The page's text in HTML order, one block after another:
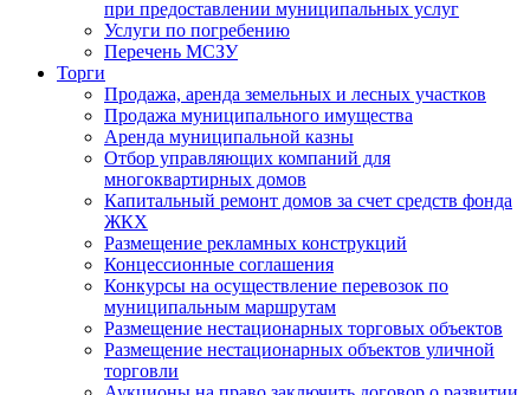
при предоставлении муниципальных услуг
Услуги по погребению
Перечень МСЗУ
Торги
Продажа, аренда земельных и лесных участков
Продажа муниципального имущества
Аренда муниципальной казны
Отбор управляющих компаний для
многоквартирных домов
Капитальный ремонт домов за счет средств фонда
ЖКХ
Размещение рекламных конструкций
Концессионные соглашения
Конкурсы на осуществление перевозок по
муниципальным маршрутам
Размещение нестационарных торговых объектов
Размещение нестационарных объектов уличной
торговли